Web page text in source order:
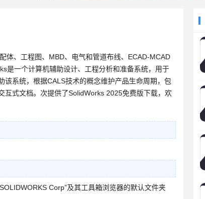
体、工程图、MBD、电气和管道布线、ECAD-MCAD
是一个计算机辅助设计、工程分析和准备系统，用于
系统，根据CALS技术的概念维护产品生命周期，包
互式文档。次提供了SolidWorks 2025免费版下载，欢
Corp”及其工具箱浏览器的默认文件夹